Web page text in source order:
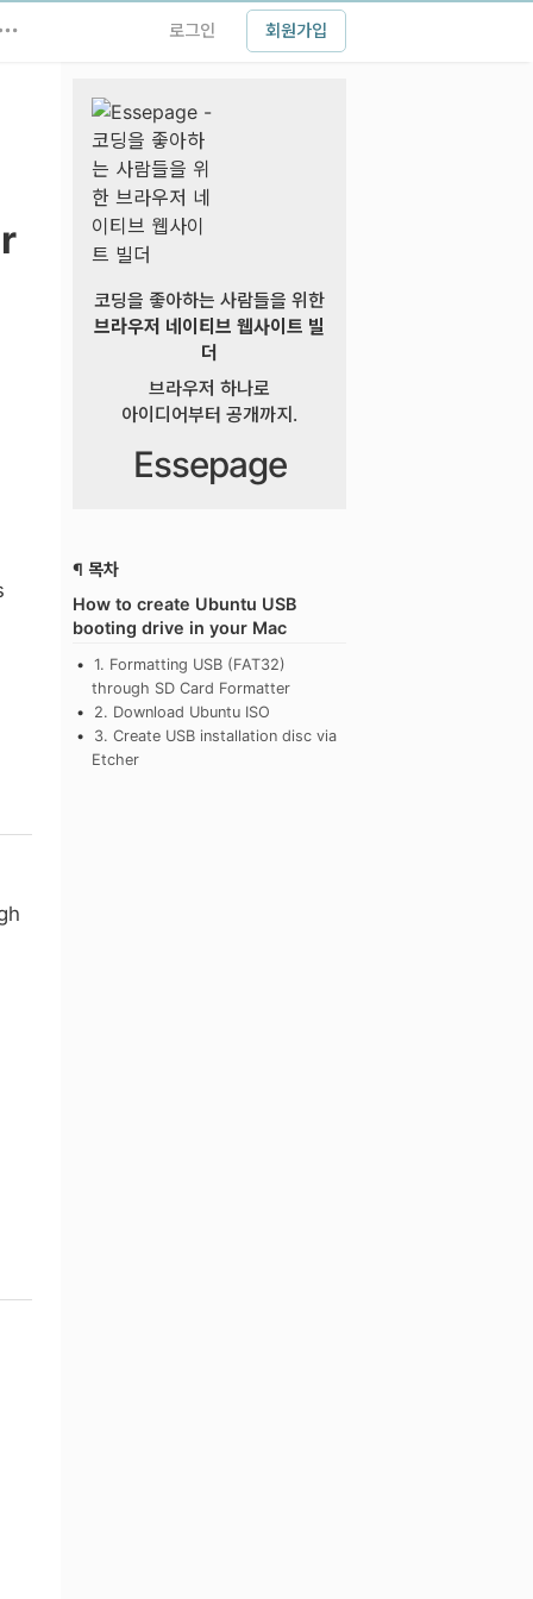
로그인 회원가입
코딩을 좋아하는 사람들을 위한
브라우저 네이티브 웹사이트 빌
더
브라우저 하나로
아이디어부터 공개까지.
Essepage
¶ 목차
How to create Ubuntu USB
booting drive in your Mac
1. Formatting USB (FAT32)
through SD Card Formatter
2. Download Ubuntu ISO
3. Create USB installation disc via
Etcher